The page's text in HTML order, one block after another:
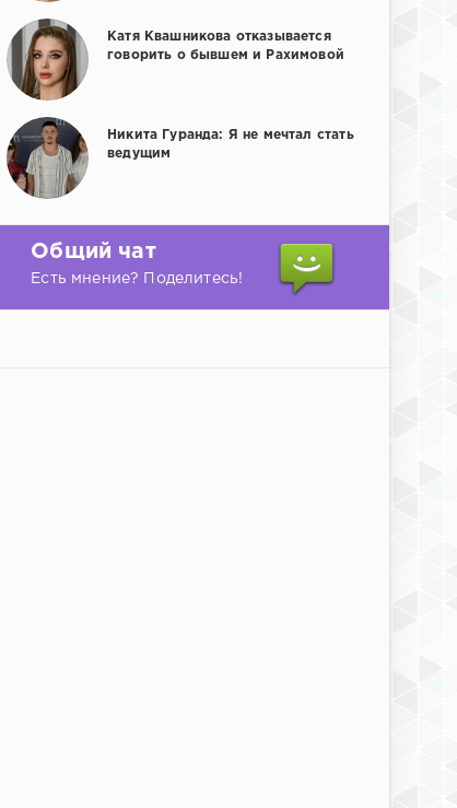
Катя Квашникова отказывается
говорить о бывшем и Рахимовой
Никита Гуранда: Я не мечтал стать
ведущим
Общий чат
Есть мнение? Поделитесь!